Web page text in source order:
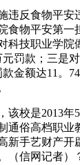
反食物平安
食物平安第一
科技职业学院
罚款；三是
金额达11。
校是2013年5
通俗高档职业
新手艺财产开
（信网记者）